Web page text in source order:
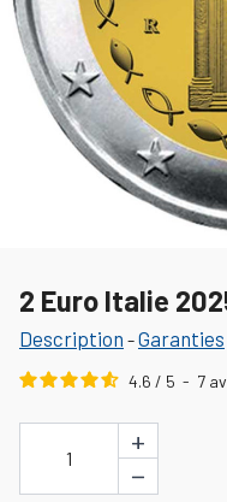
2 Euro Italie
Description -Garanties
4.6 / 5 - 7
1
+
−